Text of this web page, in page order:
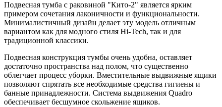
Подвесная тумба с раковиной "Кито-2" является ярким
примером сочетания лаконичности и функциональности.
Минималистичный дизайн делает эту модель отличным
вариантом как для модного стиля Hi-Tech, так и для
традиционной классики.
Подвесная конструкция тумбы очень удобна, оставляет
достаточно пространства над полом, что существенно
облегчает процесс уборки. Вместительные выдвижные ящики
позволяют спрятать все необходимые средства гигиены и
банные принадлежности. Система выдвижения Quadro
обеспечивает бесшумное скольжение ящиков.